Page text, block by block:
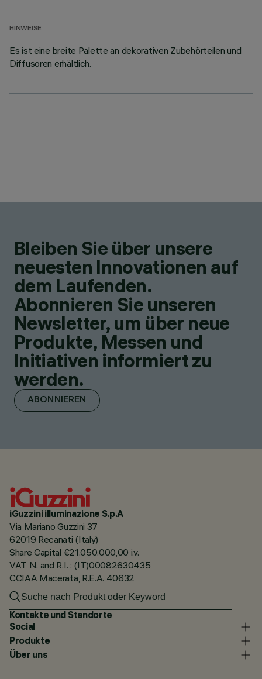
HINWEISE
Es ist eine breite Palette an dekorativen Zubehörteilen und
Diffusoren erhältlich.
Bleiben Sie über unsere
neuesten Innovationen auf
dem Laufenden.
Abonnieren Sie unseren
Newsletter, um über neue
Produkte, Messen und
Initiativen informiert zu
werden.
ABONNIEREN
iGuzzini illuminazione S.p.A
Via Mariano Guzzini 37
62019 Recanati (Italy)
Share Capital €21.050.000,00 i.v.
VAT N. and R.I. : (IT)00082630435
CCIAA Macerata, R.E.A. 40632
Kontakte und Standorte
Social
Produkte
Über uns